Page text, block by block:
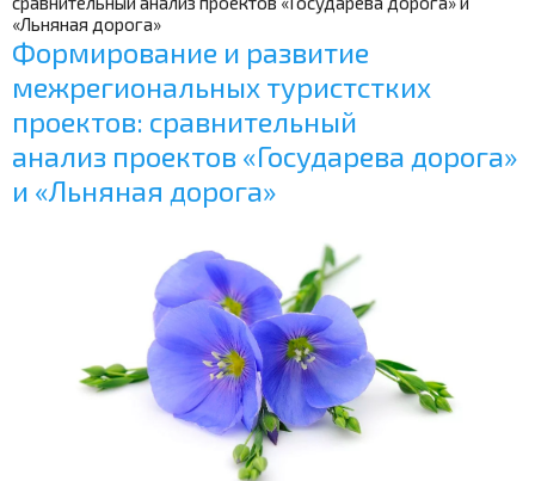
«Льняная дорога»
Формирование и развитие
межрегиональных туристстких
проектов: сравнительный
анализ проектов «Государева дорога»
и «Льняная дорога»